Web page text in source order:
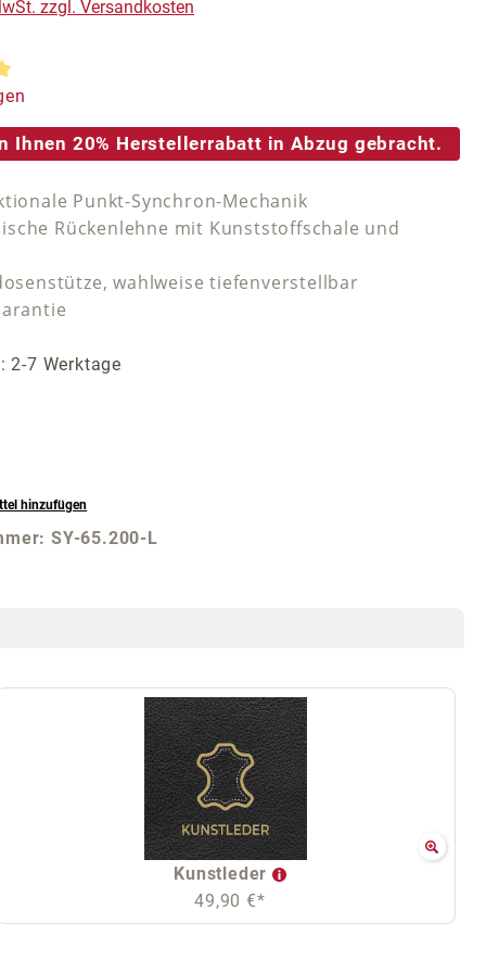
zzgl. Versandkosten
Bewertung von 5 von 5 Sternen
Ihnen 20% Herstellerrabatt in Abzug gebracht.
Punkt-Synchron-Mechanik
Rückenlehne mit Kunststoffschale und
wahlweise tiefenverstellbar
2-7 Werktage
hinzufügen
SY-65.200-L
Kunstleder
49,90 €*